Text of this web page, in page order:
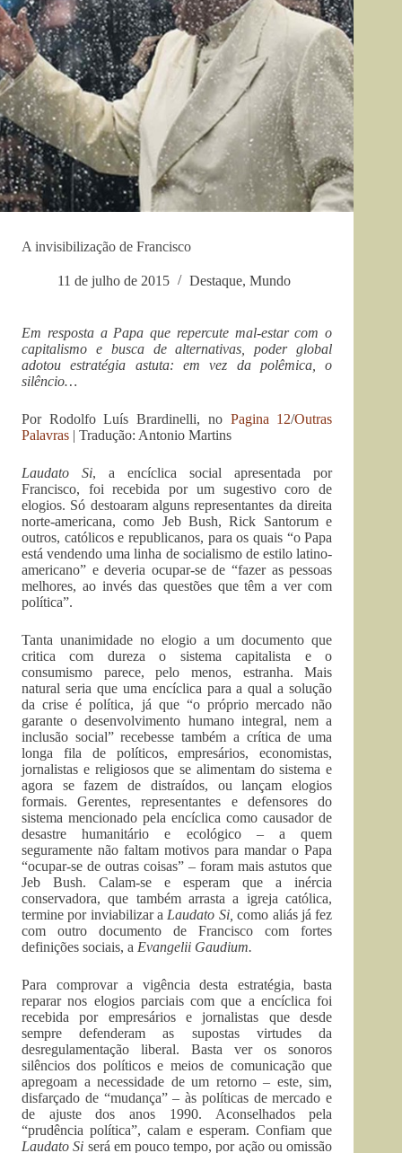
A invisibilização de Francisco
11 de julho de 2015 Destaque, Mundo
Em resposta a Papa que repercute mal-estar com o
capitalismo e busca de alternativas, poder global
adotou estratégia astuta: em vez da polêmica, o
silêncio…
Por Rodolfo Luís Brardinelli, no Pagina 12/Outras
Palavras | Tradução: Antonio Martins
Laudato Si, a encíclica social apresentada por
Francisco, foi recebida por um sugestivo coro de
elogios. Só destoaram alguns representantes da direita
norte-americana, como Jeb Bush, Rick Santorum e
outros, católicos e republicanos, para os quais “o Papa
está vendendo uma linha de socialismo de estilo latino-
americano” e deveria ocupar-se de “fazer as pessoas
melhores, ao invés das questões que têm a ver com
política”.
Tanta unanimidade no elogio a um documento que
critica com dureza o sistema capitalista e o
consumismo parece, pelo menos, estranha. Mais
natural seria que uma encíclica para a qual a solução
da crise é política, já que “o próprio mercado não
garante o desenvolvimento humano integral, nem a
inclusão social” recebesse também a crítica de uma
longa fila de políticos, empresários, economistas,
jornalistas e religiosos que se alimentam do sistema e
agora se fazem de distraídos, ou lançam elogios
formais. Gerentes, representantes e defensores do
sistema mencionado pela encíclica como causador de
desastre humanitário e ecológico – a quem
seguramente não faltam motivos para mandar o Papa
“ocupar-se de outras coisas” – foram mais astutos que
Jeb Bush. Calam-se e esperam que a inércia
conservadora, que também arrasta a igreja católica,
termine por inviabilizar a Laudato Si,como aliás já fez
com outro documento de Francisco com fortes
definições sociais, a Evangelii Gaudium.
Para comprovar a vigência desta estratégia, basta
reparar nos elogios parciais com que a encíclica foi
recebida por empresários e jornalistas que desde
sempre defenderam as supostas virtudes da
desregulamentação liberal. Basta ver os sonoros
silêncios dos políticos e meios de comunicação que
apregoam a necessidade de um retorno – este, sim,
disfarçado de “mudança” – às políticas de mercado e
de ajuste dos anos 1990. Aconselhados pela
“prudência política”, calam e esperam. Confiam que
Laudato Si será em pouco tempo, por ação ou omissão